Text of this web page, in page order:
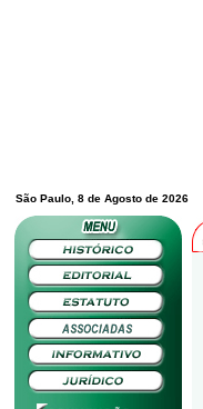
São Paulo, 8 de Agosto de 2026